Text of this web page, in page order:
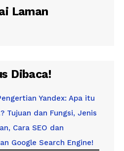
Laman
Dibaca!
Yandex: Apa itu
Tujuan dan Fungsi, Jenis
Cara SEO dan
Google Search Engine!